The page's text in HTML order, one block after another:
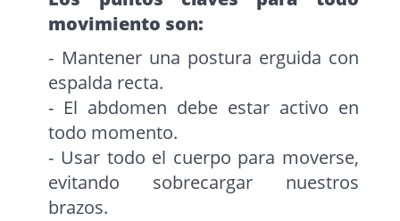
movimiento son:
- Mantener una postura erguida con
espalda recta.
- El abdomen debe estar activo en
todo momento.
- Usar todo el cuerpo para moverse,
evitando sobrecargar nuestros
brazos.